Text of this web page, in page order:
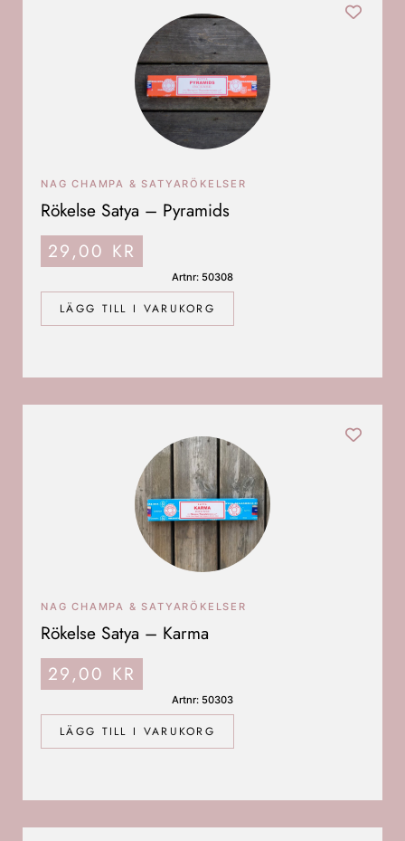
LÄGG TILL I VARUKORG
NAG CHAMPA & SATYARÖKELSER
Rökelse Satya – Pyramids
29,00 KR
Artnr: 50308
LÄGG TILL I VARUKORG
NAG CHAMPA & SATYARÖKELSER
Rökelse Satya – Karma
29,00 KR
Artnr: 50303